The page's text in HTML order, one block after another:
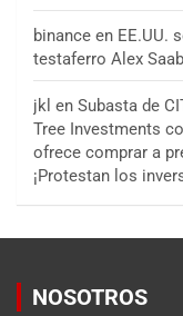
binance en EE.UU.
testaferro Alex Saab
jkl en Subasta de
Tree Investments
ofrece comprar a
¡Protestan los
NOSOTROS